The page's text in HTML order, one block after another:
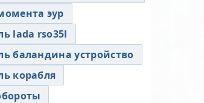
эур
lada rso35l
баландина устройство
корабля